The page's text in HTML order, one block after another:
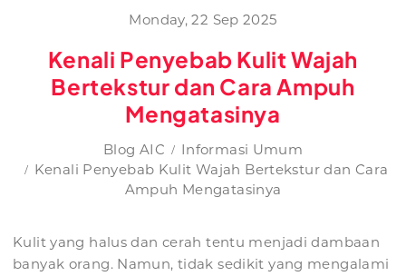
Monday, 22 Sep 2025
Kenali Penyebab Kulit Wajah
Bertekstur dan Cara Ampuh
Mengatasinya
Blog AIC
Informasi Umum
Kenali Penyebab Kulit Wajah Bertekstur dan Cara
Ampuh Mengatasinya
Kulit yang halus dan cerah tentu menjadi dambaan
banyak orang. Namun, tidak sedikit yang mengalami